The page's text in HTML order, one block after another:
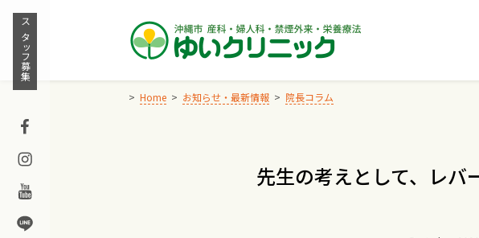
Skip
content
スタッフ募集
Facebook
Instagram
Youtube
Home お知らせ・最新情報 院長コラム
先生の考えとして、レバ